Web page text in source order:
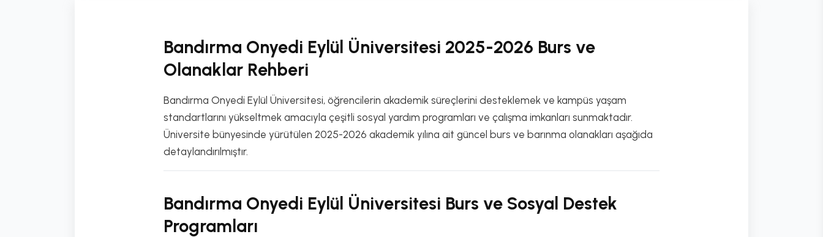
Bandırma Onyedi Eylül Üniversitesi 2025-2026 Burs ve
Olanaklar Rehberi
Bandırma Onyedi Eylül Üniversitesi, öğrencilerin akademik süreçlerini desteklemek ve kampüs yaşam
standartlarını yükseltmek amacıyla çeşitli sosyal yardım programları ve çalışma imkanları sunmaktadır.
Üniversite bünyesinde yürütülen 2025-2026 akademik yılına ait güncel burs ve barınma olanakları aşağıda
detaylandırılmıştır.
Bandırma Onyedi Eylül Üniversitesi Burs ve Sosyal Destek
Programları